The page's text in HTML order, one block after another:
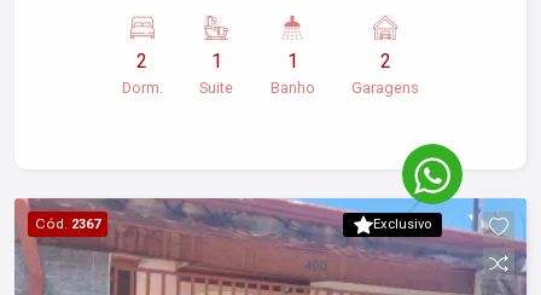
cobertas, quintal amplo e espaço com
churrasqueira, perfeito para reunir a família e os
amigos. Toda a casa possui piso porcelanato,
conhecer e se encantar com seu novo lar!
2
Dorm.
1
Suite
1
Banho
2
Garagens
Exclusivo
Cód. 2367